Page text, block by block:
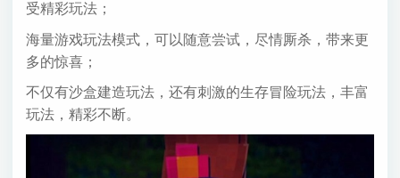
受精彩玩法；
海量游戏玩法模式，可以随意尝试，尽情厮杀，带来更
多的惊喜；
不仅有沙盒建造玩法，还有刺激的生存冒险玩法，丰富
玩法，精彩不断。